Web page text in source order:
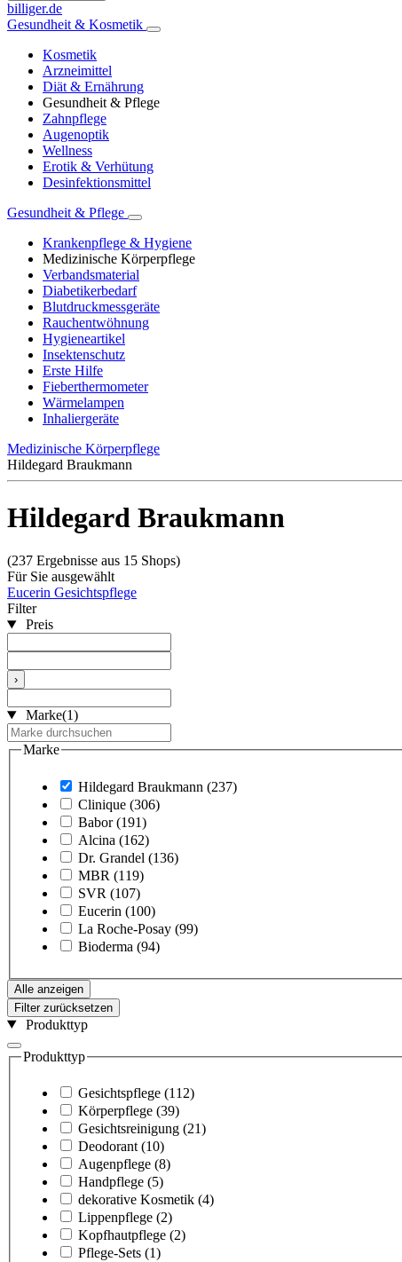
billiger.de
Gesundheit & Kosmetik
Kosmetik
Arzneimittel
Diät & Ernährung
Gesundheit & Pflege
Zahnpflege
Augenoptik
Wellness
Erotik & Verhütung
Desinfektionsmittel
Gesundheit & Pflege
Krankenpflege & Hygiene
Medizinische Körperpflege
Verbandsmaterial
Diabetikerbedarf
Blutdruckmessgeräte
Rauchentwöhnung
Hygieneartikel
Insektenschutz
Erste Hilfe
Fieberthermometer
Wärmelampen
Inhaliergeräte
Medizinische Körperpflege
Hildegard Braukmann
Hildegard Braukmann
(237 Ergebnisse aus 15 Shops)
Für Sie ausgewählt
Eucerin Gesichtspflege
Filter
Preis
›
Marke(1)
Marke
Hildegard Braukmann (237)
Clinique (306)
Babor (191)
Alcina (162)
Dr. Grandel (136)
MBR (119)
SVR (107)
Eucerin (100)
La Roche-Posay (99)
Bioderma (94)
Alle anzeigen
Filter zurücksetzen
Produkttyp
Produkttyp
Gesichtspflege (112)
Körperpflege (39)
Gesichtsreinigung (21)
Deodorant (10)
Augenpflege (8)
Handpflege (5)
dekorative Kosmetik (4)
Lippenpflege (2)
Kopfhautpflege (2)
Pflege-Sets (1)